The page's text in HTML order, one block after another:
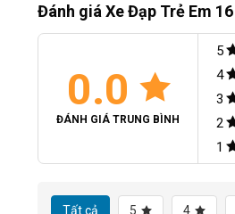
Đánh giá Xe Đạp Trẻ Em
0.0
ĐÁNH GIÁ TRUNG BÌNH
5
4
3
2
1
Tất cả 5 4